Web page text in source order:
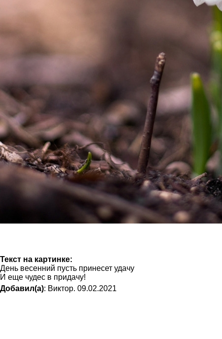
Текст на картинке:
День весенний пусть принесет удачу
И еще чудес в придачу!
Добавил(а): Виктор. 09.02.2021